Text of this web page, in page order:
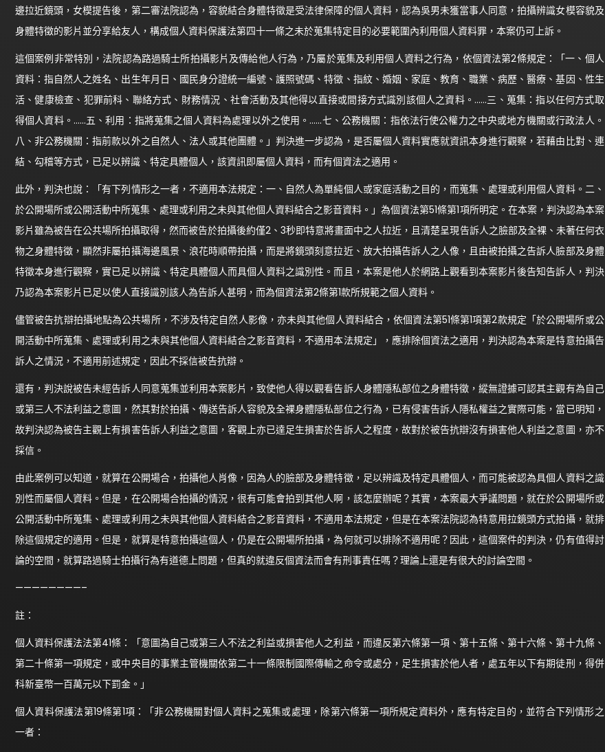
邊拉近鏡頭，女模提告後，第二審法院認為，容貌結合身體特徵是受法律保障的個人資料，認為吳男未獲當事人同意，拍攝辨識女模容貌及
身體特徵的影片並分享給友人，構成個人資料保護法第四十一條之未於蒐集特定目的必要範圍內利用個人資料罪，本案仍可上訴。
這個案例非常特別，法院認為路過騎士所拍攝影片及傳給他人行為，乃屬於蒐集及利用個人資料之行為，依個資法第2條規定：「一、個人
資料：指自然人之姓名、出生年月日、國民身分證統一編號、護照號碼、特徵、指紋、婚姻、家庭、教育、職業、病歷、醫療、基因、性生
活、健康檢查、犯罪前科、聯絡方式、財務情況、社會活動及其他得以直接或間接方式識別該個人之資料。……三、蒐集：指以任何方式取
得個人資料。……五、利用：指將蒐集之個人資料為處理以外之使用。……七、公務機關：指依法行使公權力之中央或地方機關或行政法人。
八、非公務機關：指前款以外之自然人、法人或其他團體。」判決進一步認為，是否屬個人資料實應就資訊本身進行觀察，若藉由比對、連
結、勾稽等方式，已足以辨識、特定具體個人，該資訊即屬個人資料，而有個資法之適用。
此外，判決也說：「有下列情形之一者，不適用本法規定：一、自然人為單純個人或家庭活動之目的，而蒐集、處理或利用個人資料。二、
於公開場所或公開活動中所蒐集、處理或利用之未與其他個人資料結合之影音資料。」為個資法第51條第1項所明定。在本案，判決認為本案
影片雖為被告在公共場所拍攝取得，然而被告於拍攝後約僅2、3秒即特意將畫面中之人拉近，且清楚呈現告訴人之臉部及全裸、未著任何衣
物之身體特徵，顯然非屬拍攝海邊風景、浪花時順帶拍攝，而是將鏡頭刻意拉近、放大拍攝告訴人之人像，且由被拍攝之告訴人臉部及身體
特徵本身進行觀察，實已足以辨識、特定具體個人而具個人資料之識別性。而且，本案是他人於網路上觀看到本案影片後告知告訴人，判決
乃認為本案影片已足以使人直接識別該人為告訴人甚明，而為個資法第2條第1款所規範之個人資料。
儘管被告抗辯拍攝地點為公共場所，不涉及特定自然人影像，亦未與其他個人資料結合，依個資法第51條第1項第2款規定「於公開場所或公
開活動中所蒐集、處理或利用之未與其他個人資料結合之影音資料，不適用本法規定」，應排除個資法之適用，判決認為本案是特意拍攝告
訴人之情況，不適用前述規定，因此不採信被告抗辯。
還有，判決說被告未經告訴人同意蒐集並利用本案影片，致使他人得以觀看告訴人身體隱私部位之身體特徵，縱無證據可認其主觀有為自己
或第三人不法利益之意圖，然其對於拍攝、傳送告訴人容貌及全裸身體隱私部位之行為，已有侵害告訴人隱私權益之實際可能，當已明知，
故判決認為被告主觀上有損害告訴人利益之意圖，客觀上亦已達足生損害於告訴人之程度，故對於被告抗辯沒有損害他人利益之意圖，亦不
採信。
由此案例可以知道，就算在公開場合，拍攝他人肖像，因為人的臉部及身體特徵，足以辨識及特定具體個人，而可能被認為具個人資料之識
別性而屬個人資料。但是，在公開場合拍攝的情況，很有可能會拍到其他人啊，該怎麼辦呢？其實，本案最大爭議問題，就在於公開場所或
公開活動中所蒐集、處理或利用之未與其他個人資料結合之影音資料，不適用本法規定，但是在本案法院認為特意用拉鏡頭方式拍攝，就排
除這個規定的適用。但是，就算是特意拍攝這個人，仍是在公開場所拍攝，為何就可以排除不適用呢？因此，這個案件的判決，仍有值得討
論的空間，就算路過騎士拍攝行為有道德上問題，但真的就違反個資法而會有刑事責任嗎？理論上還是有很大的討論空間。
————————–
註：
個人資料保護法法第41條：「意圖為自己或第三人不法之利益或損害他人之利益，而違反第六條第一項、第十五條、第十六條、第十九條、
第二十條第一項規定，或中央目的事業主管機關依第二十一條限制國際傳輸之命令或處分，足生損害於他人者，處五年以下有期徒刑，得併
科新臺幣一百萬元以下罰金。」
個人資料保護法第19條第1項：「非公務機關對個人資料之蒐集或處理，除第六條第一項所規定資料外，應有特定目的，並符合下列情形之
一者：